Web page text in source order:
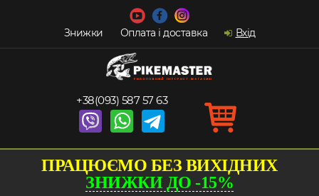
Знижки Оплата і доставка Вхід
+38(093) 587 57 63
ПРАЦЮЄМО БЕЗ ВИХІДНИХ
ЗНИЖКИ ДО -15%